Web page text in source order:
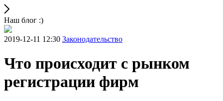
Наш блог :)
2019-12-11 12:30 Законодательство
Что происходит с рынком
регистрации фирм